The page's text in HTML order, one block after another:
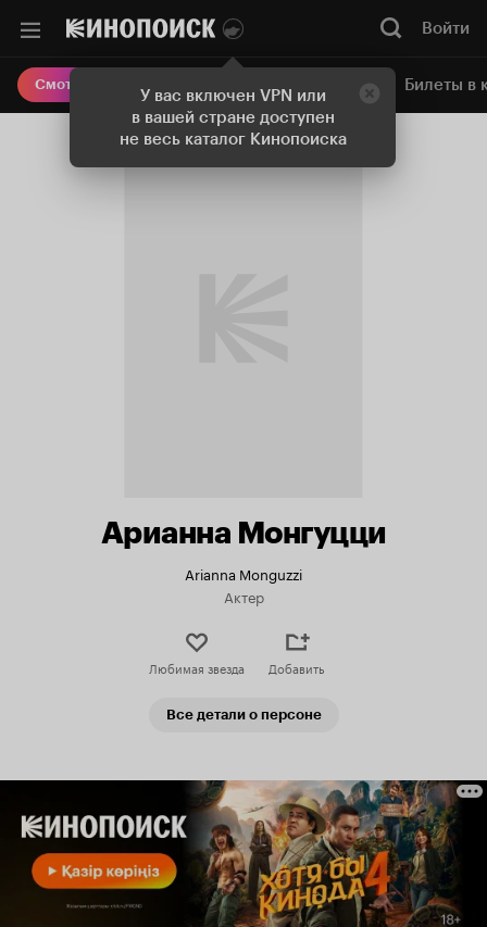
У вас включен VPN или
в вашей стране доступен
не весь каталог Кинопоиска
Войти
Смотреть кино Онлайн-кинотеатр Билеты в
Арианна Монгуцци
Arianna Monguzzi
Актер
Любимая звезда Добавить
Все детали о персоне